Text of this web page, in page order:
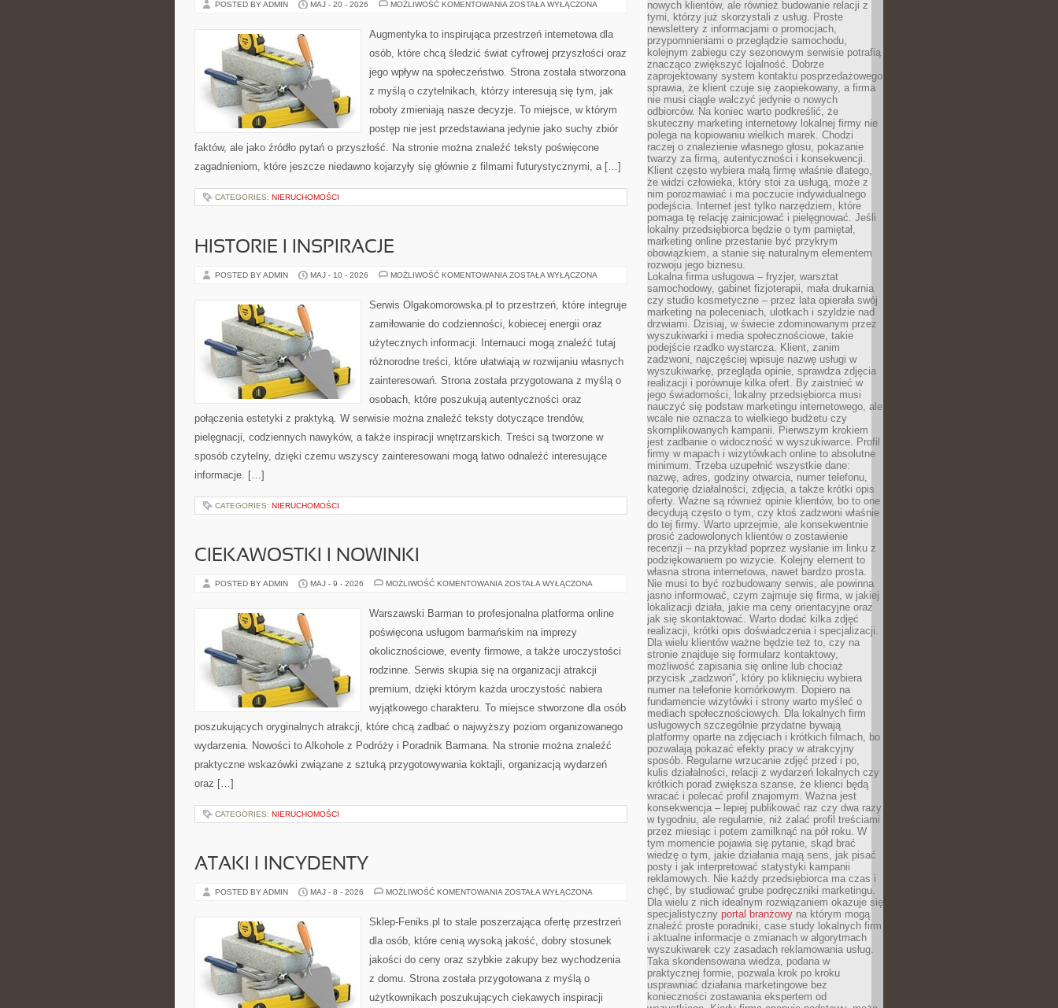
POSTED BY ADMIN MAJ - 20 - 2026 MOŻLIWOŚĆ KOMENTOWANIA TECHNOLOGIA
ZOSTAŁA WYŁĄCZONA
Augmentyka to inspirująca przestrzeń internetowa dla
osób, które chcą śledzić świat cyfrowej przyszłości oraz
jego wpływ na społeczeństwo. Strona została stworzona
z myślą o czytelnikach, którzy interesują się tym, jak
roboty zmieniają nasze decyzje. To miejsce, w którym
postęp nie jest przedstawiana jedynie jako suchy zbiór
faktów, ale jako źródło pytań o przyszłość. Na stronie można znaleźć teksty poświęcone
zagadnieniom, które jeszcze niedawno kojarzyły się głównie z filmami futurystycznymi, a […]
CATEGORIES: NIERUCHOMOŚCI
HISTORIE I INSPIRACJE
POSTED BY ADMIN MAJ - 10 - 2026 MOŻLIWOŚĆ KOMENTOWANIA HISTORIE
ZOSTAŁA WYŁĄCZONA
Serwis Olgakomorowska.pl to przestrzeń, które integruje
zamiłowanie do codzienności, kobiecej energii oraz
użytecznych informacji. Internauci mogą znaleźć tutaj
różnorodne treści, które ułatwiają w rozwijaniu własnych
zainteresowań. Strona została przygotowana z myślą o
osobach, które poszukują autentyczności oraz
połączenia estetyki z praktyką. W serwisie można znaleźć teksty dotyczące trendów,
pielęgnacji, codziennych nawyków, a także inspiracji wnętrzarskich. Treści są tworzone w
sposób czytelny, dzięki czemu wszyscy zainteresowani mogą łatwo odnaleźć interesujące
informacje. […]
CATEGORIES: NIERUCHOMOŚCI
CIEKAWOSTKI I NOWINKI
POSTED BY ADMIN MAJ - 9 - 2026 MOŻLIWOŚĆ KOMENTOWANIA CIEKAWOSTKI
ZOSTAŁA WYŁĄCZONA
Warszawski Barman to profesjonalna platforma online
poświęcona usługom barmańskim na imprezy
okolicznościowe, eventy firmowe, a także uroczystości
rodzinne. Serwis skupia się na organizacji atrakcji
premium, dzięki którym każda uroczystość nabiera
wyjątkowego charakteru. To miejsce stworzone dla osób
poszukujących oryginalnych atrakcji, które chcą zadbać o najwyższy poziom organizowanego
wydarzenia. Nowości to Alkohole z Podróży i Poradnik Barmana. Na stronie można znaleźć
praktyczne wskazówki związane z sztuką przygotowywania koktajli, organizacją wydarzeń
oraz […]
CATEGORIES: NIERUCHOMOŚCI
ATAKI I INCYDENTY
POSTED BY ADMIN MAJ - 8 - 2026 MOŻLIWOŚĆ KOMENTOWANIA ATAKI
ZOSTAŁA WYŁĄCZONA
Sklep-Feniks.pl to stale poszerzająca ofertę przestrzeń
dla osób, które cenią wysoką jakość, dobry stosunek
jakości do ceny oraz szybkie zakupy bez wychodzenia
z domu. Strona została przygotowana z myślą o
użytkownikach poszukujących ciekawych inspiracji
nowych klientów, ale również budowanie relacji z
tymi, którzy już skorzystali z usług. Proste
newslettery z informacjami o promocjach,
przypomnieniami o przeglądzie samochodu,
kolejnym zabiegu czy sezonowym serwisie potrafią
znacząco zwiększyć lojalność. Dobrze
zaprojektowany system kontaktu posprzedażowego
sprawia, że klient czuje się zaopiekowany, a firma
nie musi ciągle walczyć jedynie o nowych
odbiorców. Na koniec warto podkreślić, że
skuteczny marketing internetowy lokalnej firmy nie
polega na kopiowaniu wielkich marek. Chodzi
raczej o znalezienie własnego głosu, pokazanie
twarzy za firmą, autentyczności i konsekwencji.
Klient często wybiera małą firmę właśnie dlatego,
że widzi człowieka, który stoi za usługą, może z
nim porozmawiać i ma poczucie indywidualnego
podejścia. Internet jest tylko narzędziem, które
pomaga tę relację zainicjować i pielęgnować. Jeśli
lokalny przedsiębiorca będzie o tym pamiętał,
marketing online przestanie być przykrym
obowiązkiem, a stanie się naturalnym elementem
rozwoju jego biznesu.
Lokalna firma usługowa – fryzjer, warsztat
samochodowy, gabinet fizjoterapii, mała drukarnia
czy studio kosmetyczne – przez lata opierała swój
marketing na poleceniach, ulotkach i szyldzie nad
drzwiami. Dzisiaj, w świecie zdominowanym przez
wyszukiwarki i media społecznościowe, takie
podejście rzadko wystarcza. Klient, zanim
zadzwoni, najczęściej wpisuje nazwę usługi w
wyszukiwarkę, przegląda opinie, sprawdza zdjęcia
realizacji i porównuje kilka ofert. By zaistnieć w
jego świadomości, lokalny przedsiębiorca musi
nauczyć się podstaw marketingu internetowego, ale
wcale nie oznacza to wielkiego budżetu czy
skomplikowanych kampanii. Pierwszym krokiem
jest zadbanie o widoczność w wyszukiwarce. Profil
firmy w mapach i wizytówkach online to absolutne
minimum. Trzeba uzupełnić wszystkie dane:
nazwę, adres, godziny otwarcia, numer telefonu,
kategorię działalności, zdjęcia, a także krótki opis
oferty. Ważne są również opinie klientów, bo to one
decydują często o tym, czy ktoś zadzwoni właśnie
do tej firmy. Warto uprzejmie, ale konsekwentnie
prosić zadowolonych klientów o zostawienie
recenzji – na przykład poprzez wysłanie im linku z
podziękowaniem po wizycie. Kolejny element to
własna strona internetowa, nawet bardzo prosta.
Nie musi to być rozbudowany serwis, ale powinna
jasno informować, czym zajmuje się firma, w jakiej
lokalizacji działa, jakie ma ceny orientacyjne oraz
jak się skontaktować. Warto dodać kilka zdjęć
realizacji, krótki opis doświadczenia i specjalizacji.
Dla wielu klientów ważne będzie też to, czy na
stronie znajduje się formularz kontaktowy,
możliwość zapisania się online lub chociaż
przycisk „zadzwoń”, który po kliknięciu wybiera
numer na telefonie komórkowym. Dopiero na
fundamencie wizytówki i strony warto myśleć o
mediach społecznościowych. Dla lokalnych firm
usługowych szczególnie przydatne bywają
platformy oparte na zdjęciach i krótkich filmach, bo
pozwalają pokazać efekty pracy w atrakcyjny
sposób. Regularne wrzucanie zdjęć przed i po,
kulis działalności, relacji z wydarzeń lokalnych czy
krótkich porad zwiększa szanse, że klienci będą
wracać i polecać profil znajomym. Ważna jest
konsekwencja – lepiej publikować raz czy dwa razy
w tygodniu, ale regularnie, niż zalać profil treściami
przez miesiąc i potem zamilknąć na pół roku. W
tym momencie pojawia się pytanie, skąd brać
wiedzę o tym, jakie działania mają sens, jak pisać
posty i jak interpretować statystyki kampanii
reklamowych. Nie każdy przedsiębiorca ma czas i
chęć, by studiować grube podręczniki marketingu.
Dla wielu z nich idealnym rozwiązaniem okazuje się
specjalistyczny portal branżowy na którym mogą
znaleźć proste poradniki, case study lokalnych firm
i aktualne informacje o zmianach w algorytmach
wyszukiwarek czy zasadach reklamowania usług.
Taka skondensowana wiedza, podana w
praktycznej formie, pozwala krok po kroku
usprawniać działania marketingowe bez
konieczności zostawania ekspertem od